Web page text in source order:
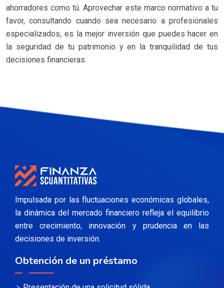
ahorradores como tú. Aprovechar este marco normativo a tu
favor, consultando cuando sea necesario a profesionales
especializados, es la mejor inversión que puedes hacer en
la seguridad de tu patrimonio y en la tranquilidad de tus
decisiones financieras.
Impulsada por las fluctuaciones económicas globales,
la dinámica del mercado financiero refleja el equilibrio
entre crecimiento, innovación y prudencia en las
decisiones de inversión.
Obtención de un préstamo